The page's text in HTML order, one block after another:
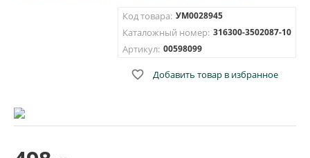
Код товара: УМ0028945
Каталожный номер: 316300-3502087-10
Артикул: 00598099
 Добавить товар в избранное